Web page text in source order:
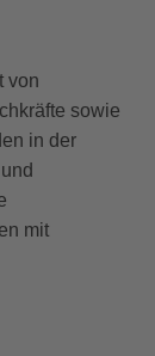
von
sowie
in der
mit